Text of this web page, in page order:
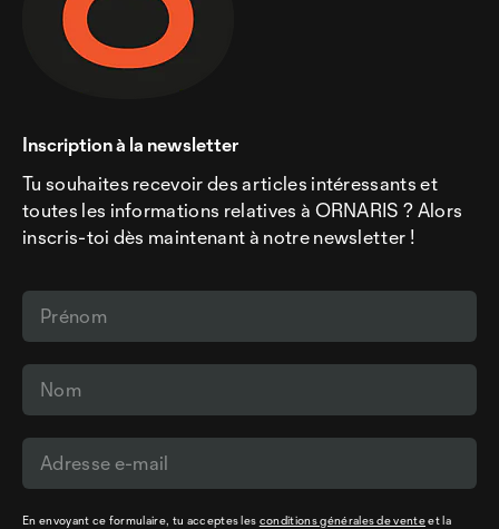
Inscription à la newsletter
Tu souhaites recevoir des articles intéressants et
toutes les informations relatives à ORNARIS ? Alors
inscris-toi dès maintenant à notre newsletter !
En envoyant ce formulaire, tu acceptes les conditions générales de venteet la